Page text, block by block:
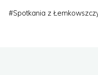
#Spotkania z